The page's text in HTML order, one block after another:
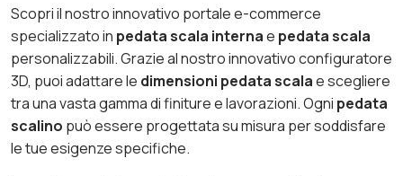
Scopri il nostro innovativo portale e-commerce
specializzato in pedata scala internae pedata scala
personalizzabili. Grazie al nostro innovativo configuratore
3D, puoi adattare le dimensioni pedata scalae scegliere
tra una vasta gamma di finiture e lavorazioni. Ogni pedata
scalino può essere progettata su misura per soddisfare
le tue esigenze specifiche.